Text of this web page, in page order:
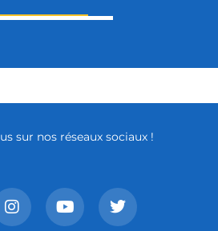
sur nos réseaux sociaux !